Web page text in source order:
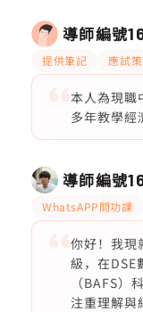
導師編號
提供筆記 應試
本人為現職
多年教學經
導師編號
WhatsAPP問功課
你好！我現
級，在DSE
（BAFS）
注重理解與